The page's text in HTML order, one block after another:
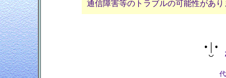
通信障害等のトラブルの可能性があ